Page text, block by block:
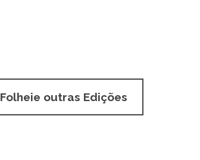
Folheie outras Edições